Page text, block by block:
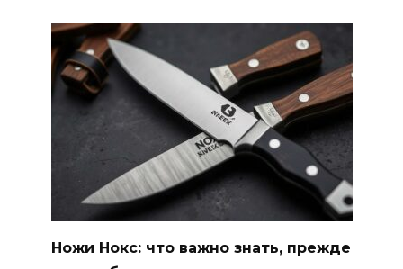
Ножи Нокс: что важно знать, прежде